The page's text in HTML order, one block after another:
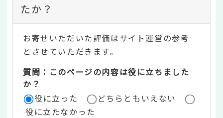
ン
テ
ン
ツ
評
価
たか？
お寄せいただいた評価はサイト運営の参考
とさせていただきます。
質問：このページの内容は役に立ちました
か？
役に立った
どちらともいえない
役に立たなかった